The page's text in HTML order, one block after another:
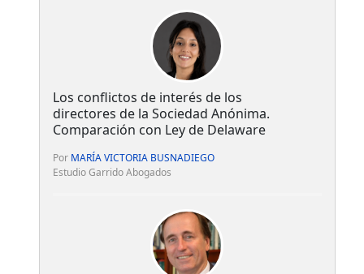
Los conflictos de interés de los
directores de la Sociedad Anónima.
Comparación con Ley de Delaware
Por MARÍA VICTORIA BUSNADIEGO
Estudio Garrido Abogados